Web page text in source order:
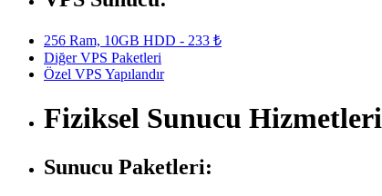
256 Ram, 10GB HDD - 233 ₺
Diğer VPS Paketleri
Özel VPS Yapılandır
Fiziksel Sunucu Hizmetleri
Sunucu Paketleri: